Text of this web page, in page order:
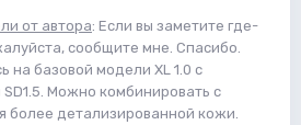
от автора: Если вы заметите где-
сообщите мне. Спасибо.
на базовой модели XL 1.0 с
SD1.5. Можно комбинировать с
более детализированной кожи.